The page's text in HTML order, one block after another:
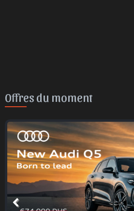
Offres du moment